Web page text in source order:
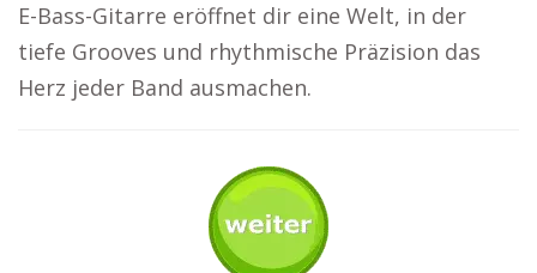
E-Bass-Gitarre eröffnet dir eine Welt, in der
tiefe Grooves und rhythmische Präzision das
Herz jeder Band ausmachen.